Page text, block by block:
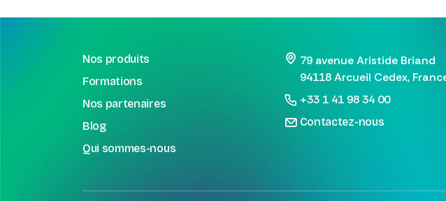
Nos produits
Formations
Nos partenaires
Blog
Qui sommes-nous
79 avenue Aristide Briand
94118 Arcueil Cedex,
+33 1 41 98 34 00
Contactez-nous